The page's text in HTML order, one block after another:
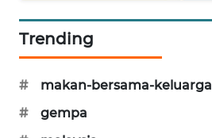
Trending
#
makan-bersama-keluarga
#
gempa
MAWAKA
MARTABAT